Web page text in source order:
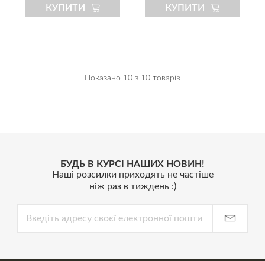
КУПИТИ КУПИТИ
Показано 10 з 10 товарів
БУДЬ В КУРСІ НАШИХ НОВИН!
Наші розсилки приходять не частіше
ніж раз в тиждень :)